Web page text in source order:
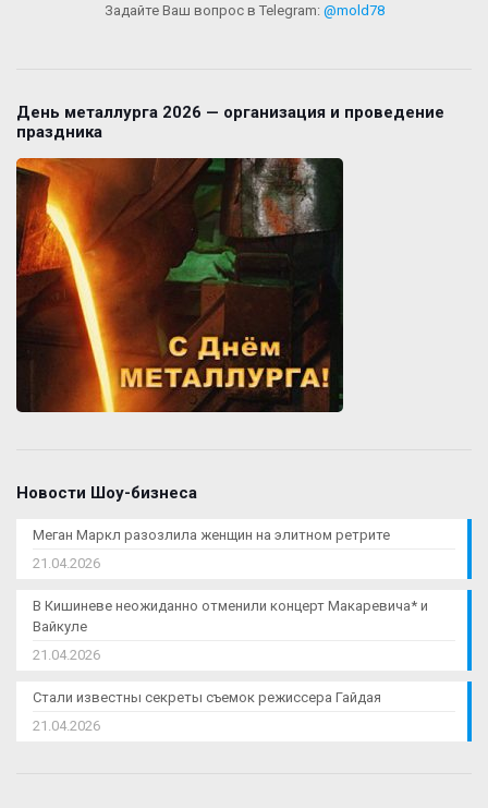
Задайте Ваш вопрос в Telegram: @mold78
День металлурга 2026 — организация и проведение
праздника
Новости Шоу-бизнеса
Меган Маркл разозлила женщин на элитном ретрите
21.04.2026
В Кишиневе неожиданно отменили концерт Макаревича* и
Вайкуле
21.04.2026
Стали известны секреты съемок режиссера Гайдая
21.04.2026